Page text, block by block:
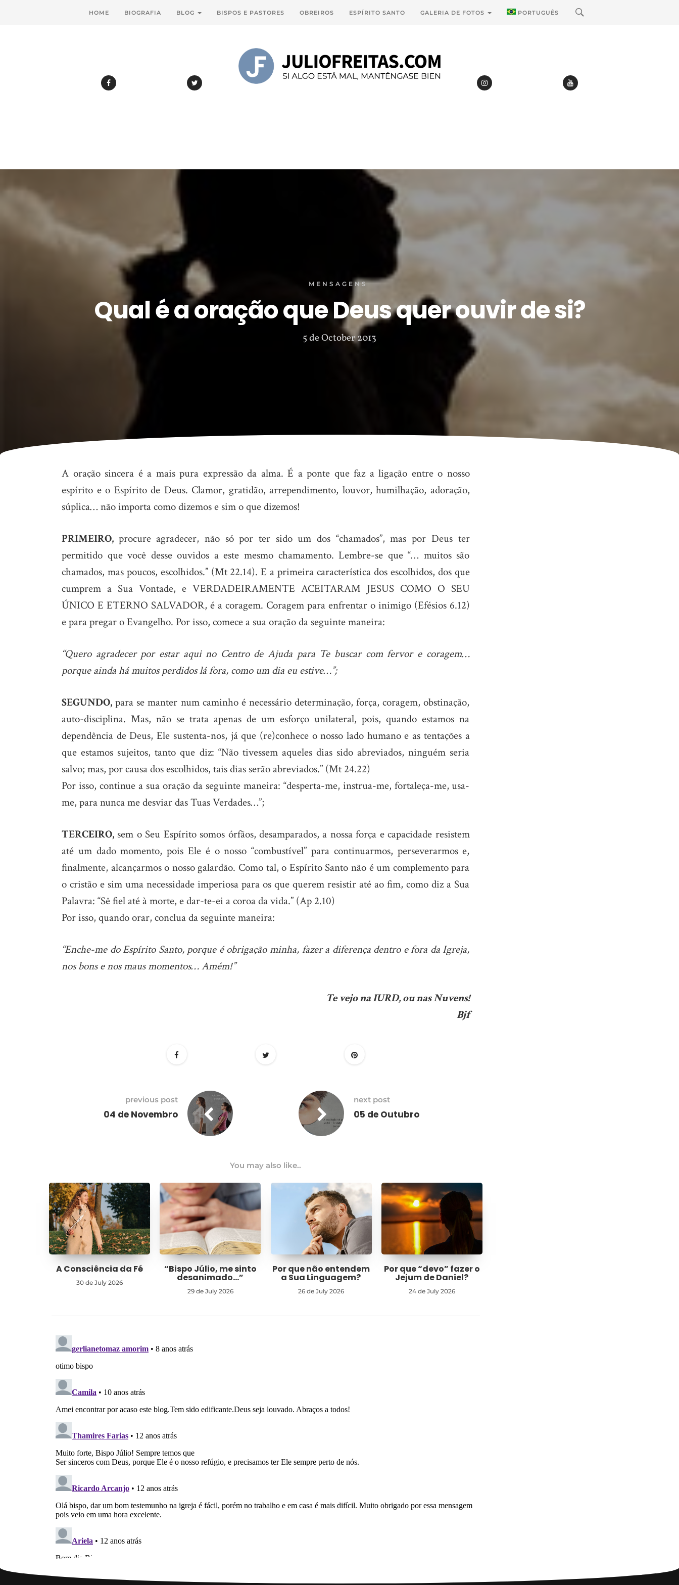
HOME BIOGRAFIA BLOG BISPOS E PASTORES OBREIROS ESPÍRITO SANTO GALERIA DE FOTOS PORTUGUÊS
MENSAGENS
Qual é a oração que Deus quer ouvir de si?
5 de October 2013
Qual
é
a
que
Deus
quer
ouvir
de
si?
A oração sincera é a mais pura expressão da alma. É a ponte que faz a ligação entre o nosso
espírito e o Espírito de Deus. Clamor, gratidão, arrependimento, louvor, humilhação, adoração,
súplica… não importa como dizemos e sim o que dizemos!
PRIMEIRO, procure agradecer, não só por ter sido um dos “chamados”, mas por Deus ter
permitido que você desse ouvidos a este mesmo chamamento. Lembre-se que “… muitos são
chamados, mas poucos, escolhidos.” (Mt 22.14). E a primeira característica dos escolhidos, dos que
cumprem a Sua Vontade, e VERDADEIRAMENTE ACEITARAM JESUS COMO O SEU
ÚNICO E ETERNO SALVADOR, é a coragem. Coragem para enfrentar o inimigo (Efésios 6.12)
e para pregar o Evangelho. Por isso, comece a sua oração da seguinte maneira:
“Quero agradecer por estar aqui no Centro de Ajuda para Te buscar com fervor e coragem…
porque ainda há muitos perdidos lá fora, como um dia eu estive…”;
SEGUNDO, para se manter num caminho é necessário determinação, força, coragem, obstinação,
auto-disciplina. Mas, não se trata apenas de um esforço unilateral, pois, quando estamos na
dependência de Deus, Ele sustenta-nos, já que (re)conhece o nosso lado humano e as tentações a
que estamos sujeitos, tanto que diz: “Não tivessem aqueles dias sido abreviados, ninguém seria
salvo; mas, por causa dos escolhidos, tais dias serão abreviados.” (Mt 24.22)
Por isso, continue a sua oração da seguinte maneira: “desperta-me, instrua-me, fortaleça-me, usa-
me, para nunca me desviar das Tuas Verdades…”;
TERCEIRO, sem o Seu Espírito somos órfãos, desamparados, a nossa força e capacidade resistem
até um dado momento, pois Ele é o nosso “combustível” para continuarmos, perseverarmos e,
finalmente, alcançarmos o nosso galardão. Como tal, o Espírito Santo não é um complemento para
o cristão e sim uma necessidade imperiosa para os que querem resistir até ao fim, como diz a Sua
Palavra: “Sê fiel até à morte, e dar-te-ei a coroa da vida.” (Ap 2.10)
Por isso, quando orar, conclua da seguinte maneira:
“Enche-me do Espírito Santo, porque é obrigação minha, fazer a diferença dentro e fora da Igreja,
nos bons e nos maus momentos… Amém!”
Te vejo na IURD, ou nas Nuvens!
Bjf
previous post
04 de Novembro
next post
05 de Outubro
You may also like..
A Consciência da Fé
30 de July 2026
“Bispo Júlio, me sinto
desanimado…”
29 de July 2026
Por que não entendem
a Sua Linguagem?
26 de July 2026
Por que “devo” fazer o
Jejum de Daniel?
24 de July 2026